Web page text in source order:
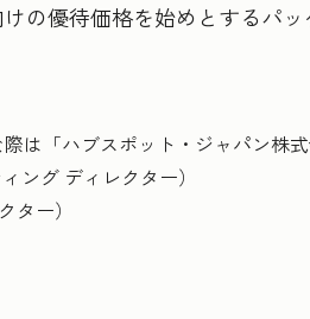
の優待価格を始めとするパ
「ハブスポット・ジャパン株式
グ ディレクター）
ー）